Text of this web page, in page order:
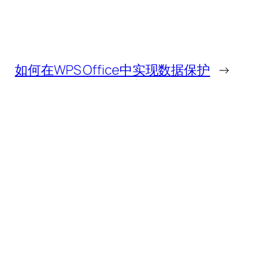
如何在WPS Office中实现数据保护 →